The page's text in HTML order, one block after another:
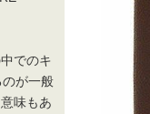
でのキ
が一般
味もあ